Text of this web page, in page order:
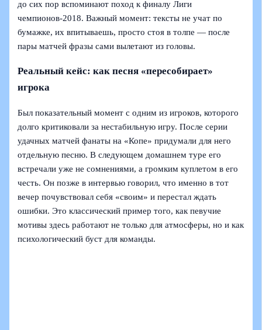
до сих пор вспоминают поход к финалу Лиги
чемпионов‑2018. Важный момент: тексты не учат по
бумажке, их впитываешь, просто стоя в толпе — после
пары матчей фразы сами вылетают из головы.
Реальный кейс: как песня «пересобирает»
игрока
Был показательный момент с одним из игроков, которого
долго критиковали за нестабильную игру. После серии
удачных матчей фанаты на «Копе» придумали для него
отдельную песню. В следующем домашнем туре его
встречали уже не сомнениями, а громким куплетом в его
честь. Он позже в интервью говорил, что именно в тот
вечер почувствовал себя «своим» и перестал ждать
ошибки. Это классический пример того, как певучие
мотивы здесь работают не только для атмосферы, но и как
психологический буст для команды.